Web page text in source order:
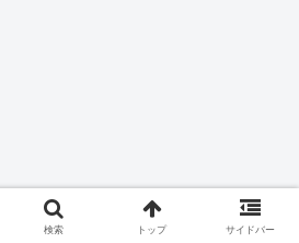
検索 トップ サイドバー